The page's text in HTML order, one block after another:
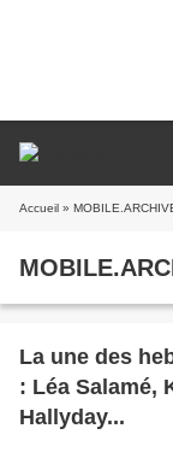
Accueil »
La une des
: Léa Salamé,
Hallyday...